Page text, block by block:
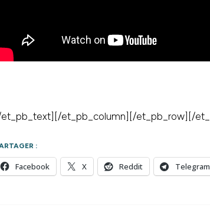
et_pb_column][/et_pb_row][/
:
Facebook X Reddit Telegram